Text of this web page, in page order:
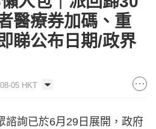
醫療券加碼、重
睇公布日期/政界
05 HKT
諮詢已於6月29日展開，政府